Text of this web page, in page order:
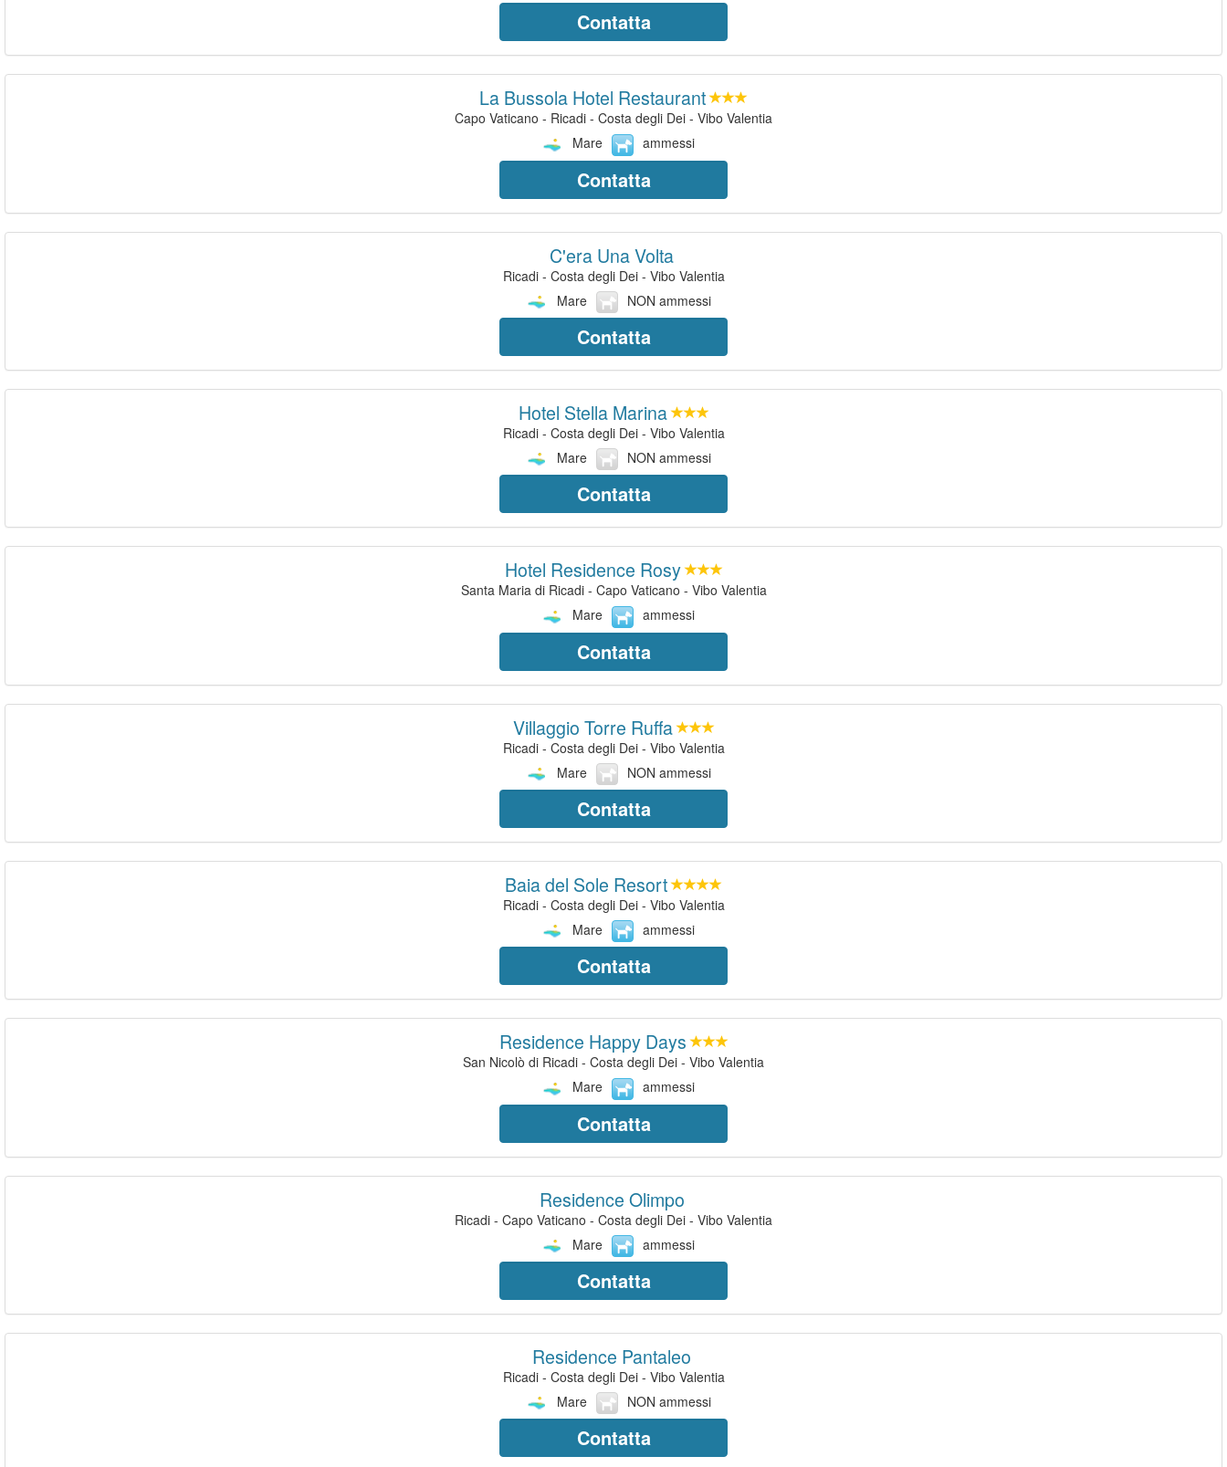
Contatta
La Bussola Hotel Restaurant
Capo Vaticano - Ricadi - Costa degli Dei - Vibo Valentia
Mare
ammessi
Contatta
C'era Una Volta
Ricadi - Costa degli Dei - Vibo Valentia
Mare
NON ammessi
Contatta
Hotel Stella Marina
Ricadi - Costa degli Dei - Vibo Valentia
Mare
NON ammessi
Contatta
Hotel Residence Rosy
Santa Maria di Ricadi - Capo Vaticano - Vibo Valentia
Mare
ammessi
Contatta
Villaggio Torre Ruffa
Ricadi - Costa degli Dei - Vibo Valentia
Mare
NON ammessi
Contatta
Baia del Sole Resort
Ricadi - Costa degli Dei - Vibo Valentia
Mare
ammessi
Contatta
Residence Happy Days
San Nicolò di Ricadi - Costa degli Dei - Vibo Valentia
Mare
ammessi
Contatta
Residence Olimpo
Ricadi - Capo Vaticano - Costa degli Dei - Vibo Valentia
Mare
ammessi
Contatta
Residence Pantaleo
Ricadi - Costa degli Dei - Vibo Valentia
Mare
NON ammessi
Contatta